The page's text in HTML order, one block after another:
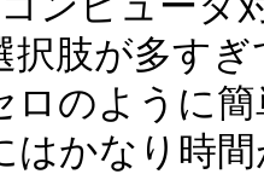
択肢が多す
ロのように
はかなり時